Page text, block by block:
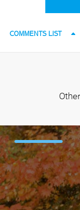
COMMENTS LIST